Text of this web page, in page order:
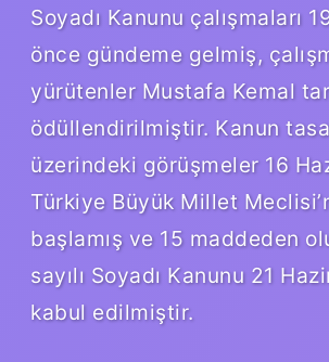
Soyadı Kanunu çalışmaları
önce gündeme gelmiş,
yürütenler Mustafa Kemal
ödüllendirilmiştir. Kanun
üzerindeki görüşmeler 16
Türkiye Büyük Millet
başlamış ve 15 maddeden
sayılı Soyadı Kanunu 21
kabul edilmiştir.